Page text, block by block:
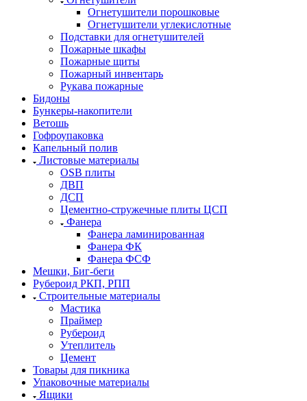
Огнетушители порошковые
Огнетушители углекислотные
Подставки для огнетушителей
Пожарные шкафы
Пожарные щиты
Пожарный инвентарь
Рукава пожарные
Бидоны
Бункеры-накопители
Ветошь
Гофроупаковка
Капельный полив
Листовые материалы
OSB плиты
ДВП
ДСП
Цементно-стружечные плиты ЦСП
Фанера
Фанера ламинированная
Фанера ФК
Фанера ФСФ
Мешки, Биг-беги
Рубероид РКП, РПП
Строительные материалы
Мастика
Праймер
Рубероид
Утеплитель
Цемент
Товары для пикника
Упаковочные материалы
Ящики